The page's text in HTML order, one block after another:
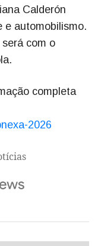
Calderón
e automobilismo.
com o
completa
2026